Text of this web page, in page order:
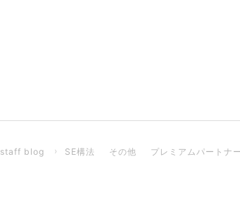
staff blog › SE構法 その他 プレミアムパートナ